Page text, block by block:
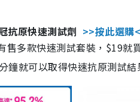
抗原快速測試劑 >>按此選購
售多款快速測試套裝，$19
鐘就可以取得快速抗原測試